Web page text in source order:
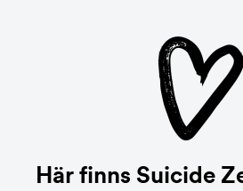
Här finns Suicide